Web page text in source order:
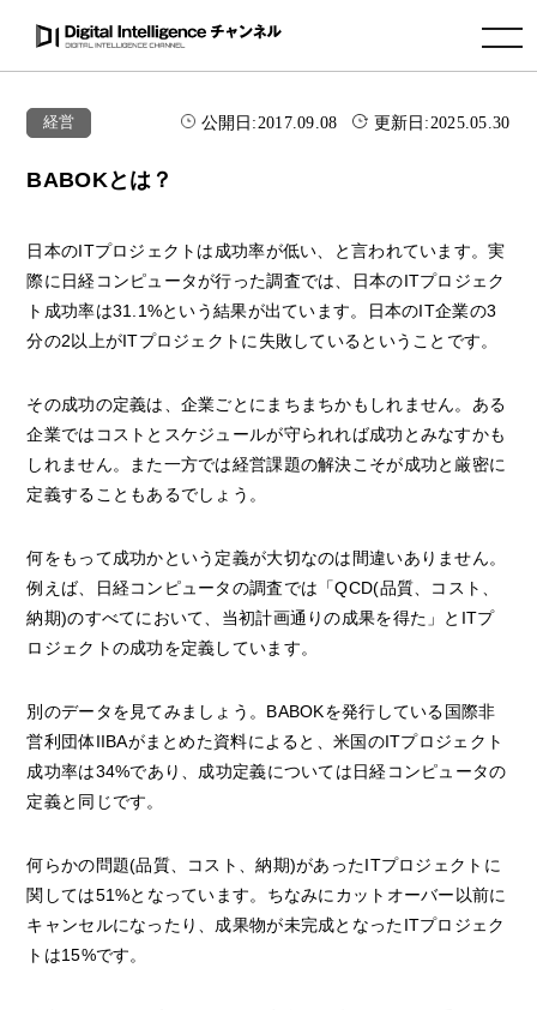
toggle navigation
経営 公開日:2017.09.08 更新日:2025.05.30
BABOKとは？
日本のITプロジェクトは成功率が低い、と言われています。実
際に日経コンピュータが行った調査では、日本のITプロジェク
ト成功率は31.1%という結果が出ています。日本のIT企業の3
分の2以上がITプロジェクトに失敗しているということです。
その成功の定義は、企業ごとにまちまちかもしれません。ある
企業ではコストとスケジュールが守られれば成功とみなすかも
しれません。また一方では経営課題の解決こそが成功と厳密に
定義することもあるでしょう。
何をもって成功かという定義が大切なのは間違いありません。
例えば、日経コンピュータの調査では「QCD(品質、コスト、
納期)のすべてにおいて、当初計画通りの成果を得た」とITプ
ロジェクトの成功を定義しています。
別のデータを見てみましょう。BABOKを発行している国際非
営利団体IIBAがまとめた資料によると、米国のITプロジェクト
成功率は34%であり、成功定義については日経コンピュータの
定義と同じです。
何らかの問題(品質、コスト、納期)があったITプロジェクトに
関しては51%となっています。ちなみにカットオーバー以前に
キャンセルになったり、成果物が未完成となったITプロジェク
トは15%です。